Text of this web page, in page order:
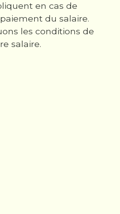
en cas de
du salaire.
les conditions de
salaire.